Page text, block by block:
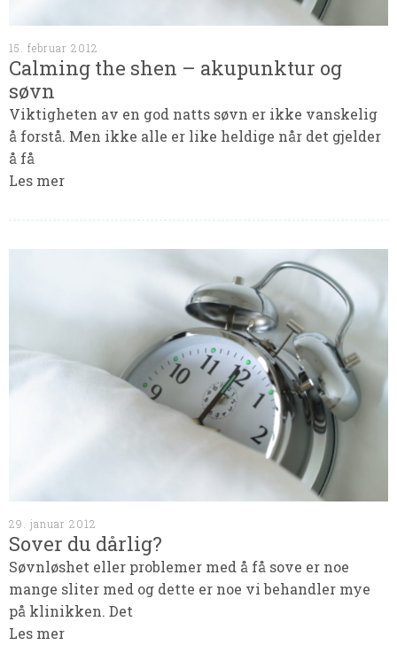
15. februar 2012
Calming the shen – akupunktur og
søvn
Viktigheten av en god natts søvn er ikke vanskelig
å forstå. Men ikke alle er like heldige når det gjelder
å få
Les mer
29. januar 2012
Sover du dårlig?
Søvnløshet eller problemer med å få sove er noe
mange sliter med og dette er noe vi behandler mye
på klinikken. Det
Les mer